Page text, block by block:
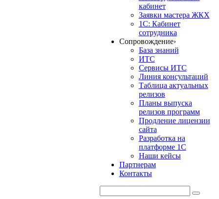
кабинет
Заявки мастера ЖКХ
1С: Кабинет
сотрудника
Сопровождение›
База знаний
ИТС
Сервисы ИТС
Линия консультаций
Таблица актуальных
релизов
Планы выпуска
релизов программ
Продление лицензии
сайта
Разработка на
платформе 1С
Наши кейсы
Партнерам
Контакты